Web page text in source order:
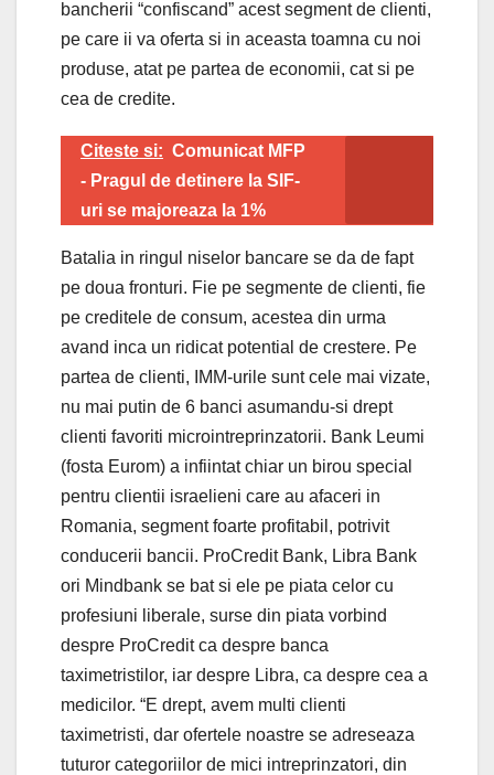
bancherii “confiscand” acest segment de clienti,
pe care ii va oferta si in aceasta toamna cu noi
produse, atat pe partea de economii, cat si pe
cea de credite.
Citeste si: Comunicat MFP
- Pragul de detinere la SIF-
uri se majoreaza la 1%
Batalia in ringul niselor bancare se da de fapt
pe doua fronturi. Fie pe segmente de clienti, fie
pe creditele de consum, acestea din urma
avand inca un ridicat potential de crestere. Pe
partea de clienti, IMM-urile sunt cele mai vizate,
nu mai putin de 6 banci asumandu-si drept
clienti favoriti microintreprinzatorii. Bank Leumi
(fosta Eurom) a infiintat chiar un birou special
pentru clientii israelieni care au afaceri in
Romania, segment foarte profitabil, potrivit
conducerii bancii. ProCredit Bank, Libra Bank
ori Mindbank se bat si ele pe piata celor cu
profesiuni liberale, surse din piata vorbind
despre ProCredit ca despre banca
taximetristilor, iar despre Libra, ca despre cea a
medicilor. “E drept, avem multi clienti
taximetristi, dar ofertele noastre se adreseaza
tuturor categoriilor de mici intreprinzatori, din